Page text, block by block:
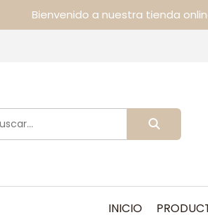
Bienvenido a nuestra tienda online
INICIO